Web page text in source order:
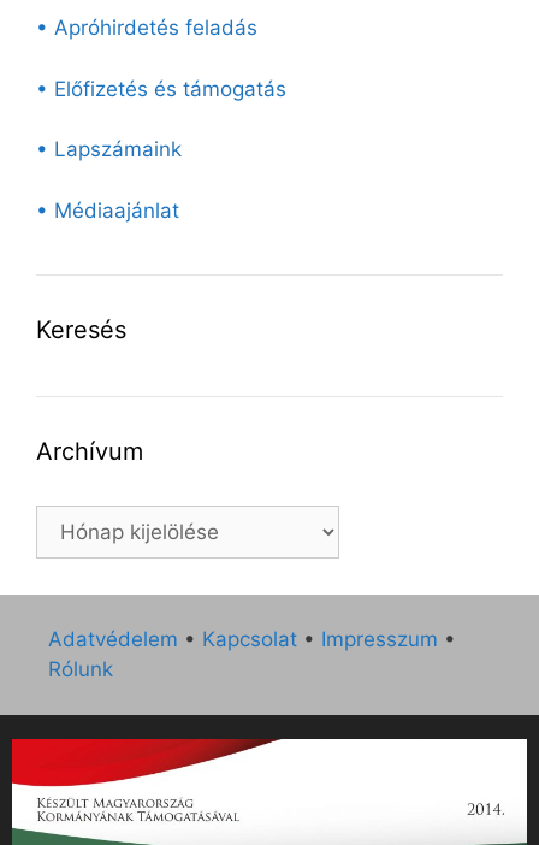
• Apróhirdetés feladás
• Előfizetés és támogatás
• Lapszámaink
• Médiaajánlat
Keresés
Archívum
Archívum
Adatvédelem • Kapcsolat • Impresszum •
Rólunk